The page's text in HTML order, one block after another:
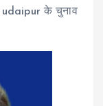
के चुनाव